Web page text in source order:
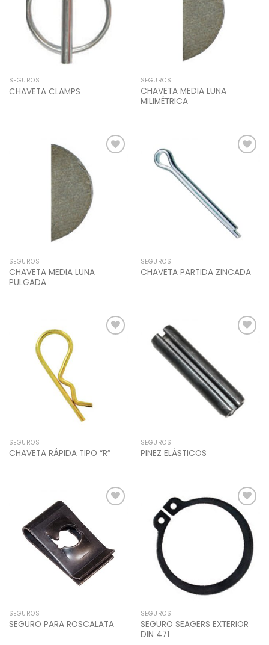
SEGUROS
CHAVETA CLAMPS
SEGUROS
CHAVETA MEDIA LUNA
MILIMÉTRICA
SEGUROS
CHAVETA MEDIA LUNA
PULGADA
SEGUROS
CHAVETA PARTIDA ZINCADA
SEGUROS
CHAVETA RÁPIDA TIPO “R”
SEGUROS
PINEZ ELÁSTICOS
SEGUROS
SEGURO PARA ROSCALATA
Add to
Wishlist
SEGUROS
SEGURO SEAGERS EXTERIOR
DIN 471